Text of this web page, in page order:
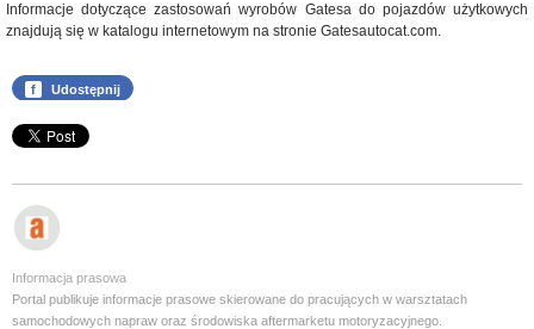
Informacje dotyczące zastosowań wyrobów Gatesa do pojazdów użytkowych
znajdują się w katalogu internetowym na stronie Gatesautocat.com.
f Udostępnij
Informacja prasowa
Portal publikuje informacje prasowe skierowane do pracujących w warsztatach
samochodowych napraw oraz środowiska aftermarketu motoryzacyjnego.